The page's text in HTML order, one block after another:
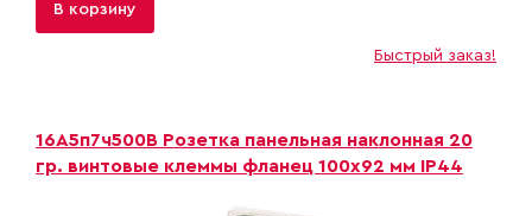
В корзину
Быстрый заказ!
16A5п7ч500B Розетка панельная наклонная 20
гр. винтовые клеммы фланец 100х92 мм IP44